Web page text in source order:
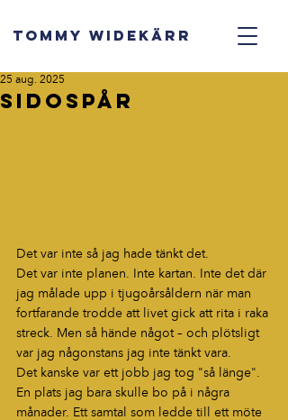
TOMMY WIDEKÄRR
Sidospår
25 aug. 2025
Det var inte så jag hade tänkt det.
Det var inte planen. Inte kartan. Inte det där
jag målade upp i tjugoårsåldern när man
fortfarande trodde att livet gick att rita i raka
streck. Men så hände något – och plötsligt
var jag någonstans jag inte tänkt vara.
Det kanske var ett jobb jag tog "så länge".
En plats jag bara skulle bo på i några
månader. Ett samtal som ledde till ett möte